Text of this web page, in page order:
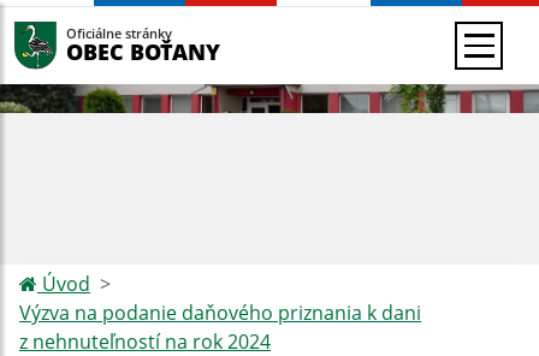
Oficiálne stránky
OBEC BOŤANY
Úvod
Výzva na podanie daňového priznania k dani
z nehnuteľností na rok 2024